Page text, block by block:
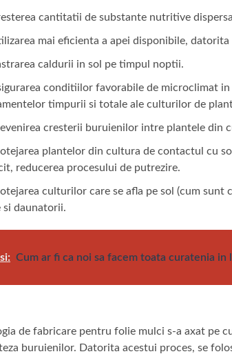
cantitatii de substante nutritive
mai eficienta a apei disponibile,
caldurii in sol pe timpul noptii.
conditiilor favorabile de microclimat in
timpurii si totale ale culturilor de
cresterii buruienilor intre plantele din
plantelor din cultura de contactul cu
reducerea procesului de putrezire.
culturilor care se afla pe sol (cum
si daunatorii.
Cum ar fi ca noi sa facem toata curatenia in
de fabricare pentru folie mulci s-a axat pe
buruienilor. Datorita acestui proces, se